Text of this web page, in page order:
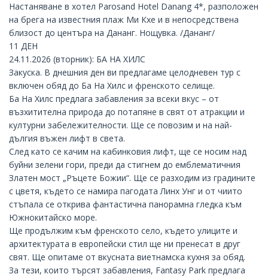
Настаняване в хотел Parosand Hotel Danang 4*, разположен
на брега на известния плаж Ми Кхе и в непосредствена
близост до центъра на Дананг. Нощувка. /Дананг/
11 ДЕН
24.11.2026 (вторник): БА НА ХИЛС
Закуска. В днешния ден ви предлагаме целодневен тур с
включен обяд до Ба На Хилс и френското селище.
Ба На Хилс предлага забавления за всеки вкус – от
възхитителна природа до потапяне в свят от атракции и
културни забележителности. Ще се повозим и на най-
дългия въжен лифт в света.
След като се качим на кабинковия лифт, ще се носим над
буйни зелени гори, преди да стигнем до емблематичния
Златен мост „Ръцете Божии“. Ще се разходим из градините
с цветя, където се намира пагодата Линх Унг и от чиито
стъпала се открива фантастична панорамна гледка към
Южнокитайско море.
Ще продължим към френското село, където улиците и
архитектурата в европейски стил ще ни пренесат в друг
свят. Ще опитаме от вкусната виетнамска кухня за обяд.
За тези, които търсят забавления, Fantasy Park предлага